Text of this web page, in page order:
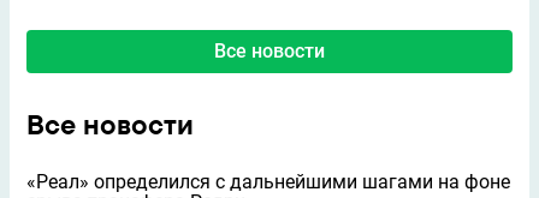
Все новости
Все новости
«Реал» определился с дальнейшими шагами на фоне